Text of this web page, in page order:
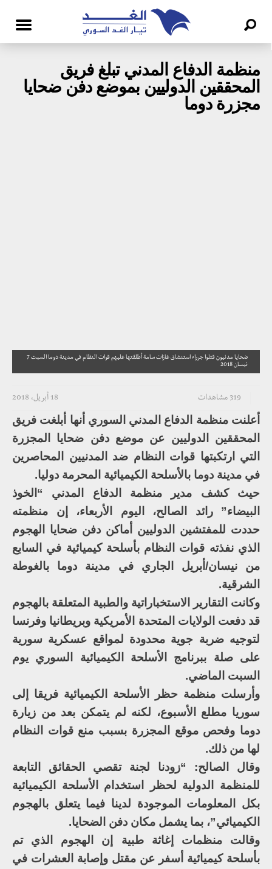
منظمة الدفاع المدني تبلغ فريق
المحققين الدوليين بموضع دفن ضحايا
مجزرة دوما
ضحايا مدنيون قتلوا جرراء استنشاق غازات سامة أطلقتها عليهم قوات النظام في مدينة دوما السبت 7
نيسان 2018
18 أبريل، 2018 319 مشاهدات
أعلنت منظمة الدفاع المدني السوري أنها أبلغت فريق
المحققين الدوليين عن موضع دفن ضحايا المجزرة
التي ارتكبتها قوات النظام ضد المدنيين المحاصرين
في مدينة دوما بالأسلحة الكيميائية المحرمة دوليا.
حيث كشف مدير منظمة الدفاع المدني “الخوذ
البيضاء” رائد الصالح، اليوم الأربعاء، إن منظمته
حددت للمفتشين الدوليين أماكن دفن ضحايا الهجوم
الذي نفذته قوات النظام بأسلحة كيميائية في السابع
من نيسان/أبريل الجاري في مدينة دوما بالغوطة
الشرقية.
وكانت التقارير الاستخباراتية والطبية المتعلقة بالهجوم
قد دفعت الولايات المتحدة الأمريكية وبريطانيا وفرنسا
لتوجيه ضربة جوية محدودة لمواقع عسكرية سورية
على صلة ببرنامج الأسلحة الكيميائية السوري يوم
السبت الماضي.
وأرسلت منظمة حظر الأسلحة الكيميائية فريقا إلى
سوريا مطلع الأسبوع، لكنه لم يتمكن بعد من زيارة
دوما وفحص موقع المجزرة بسبب منع قوات النظام
لها من ذلك.
وقال الصالح: “زودنا لجنة تقصي الحقائق التابعة
للمنظمة الدولية لحظر استخدام الأسلحة الكيميائية
بكل المعلومات الموجودة لدينا فيما يتعلق بالهجوم
الكيميائي”، بما يشمل مكان دفن الضحايا.
وقالت منظمات إغاثة طبية إن الهجوم الذي تم
بأسلحة كيميائية أسفر عن مقتل وإصابة العشرات في